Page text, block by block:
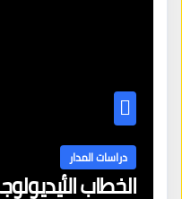
دراسات المدار
الخطاب